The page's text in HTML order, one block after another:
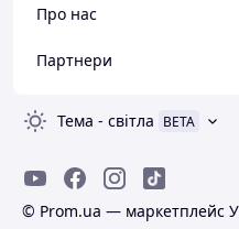
Про нас
Партнери
Тема - світла BETA
© Prom.ua — маркетплейс